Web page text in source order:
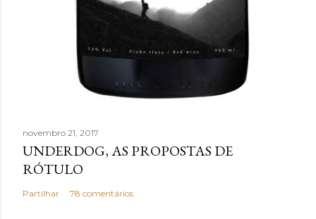
novembro 21, 2017
UNDERDOG, AS PROPOSTAS DE
RÓTULO
Partilhar 78 comentários